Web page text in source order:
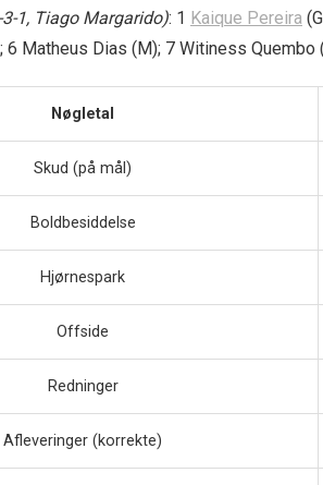
1, Tiago Margarido): 1 Kaique Pereira
6 Matheus Dias (M); 7 Witiness
Nøgletal
Skud (på mål)
Boldbesiddelse
Hjørnespark
Offside
Redninger
Afleveringer (korrekte)